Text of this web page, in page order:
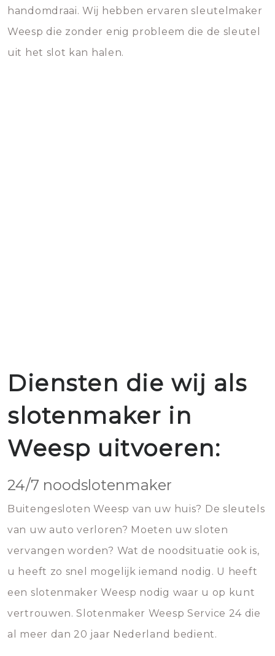
handomdraai. Wij hebben ervaren sleutelmaker
Weesp die zonder enig probleem die de sleutel
uit het slot kan halen.
Diensten die wij als
slotenmaker in
Weesp uitvoeren:
24/7 noodslotenmaker
Buitengesloten Weesp van uw huis? De sleutels
van uw auto verloren? Moeten uw sloten
vervangen worden? Wat de noodsituatie ook is,
u heeft zo snel mogelijk iemand nodig. U heeft
een slotenmaker Weesp nodig waar u op kunt
vertrouwen. Slotenmaker Weesp Service 24 die
al meer dan 20 jaar Nederland bedient.